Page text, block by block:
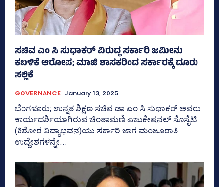
ಸಚಿವ ಎಂ ಸಿ ಸುಧಾಕರ್ ವಿರುದ್ಧ ಸರ್ಕಾರಿ ಜಮೀನು
ಕಬಳಿಕೆ ಆರೋಪ; ಮಾಜಿ ಶಾಸಕರಿಂದ ಸರ್ಕಾರಕ್ಕೆ ದೂರು
ಸಲ್ಲಿಕೆ
GOVERNANCE January 13, 2025
ಬೆಂಗಳೂರು; ಉನ್ನತ ಶಿಕ್ಷಣ ಸಚಿವ ಡಾ ಎಂ ಸಿ ಸುಧಾಕರ್ ಅವರು
ಕಾರ್ಯದರ್ಶಿಯಾಗಿರುವ ಚಿಂತಾಮಣಿ ಎಜುಕೇಷನಲ್‌ ಸೊಸೈಟಿ
(ಕಿಶೋರ ವಿದ್ಯಾಭವನ)ಯು ಸರ್ಕಾರಿ ಜಾಗ ಮಂಜೂರಾತಿ
ಉದ್ದೇಶಗಳನ್ನೇ...